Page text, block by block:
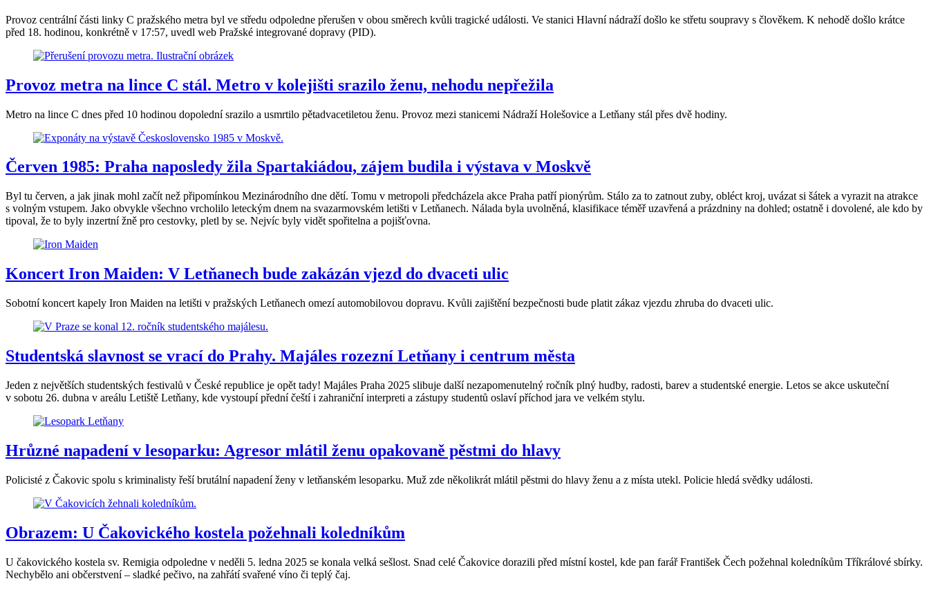
Provoz centrální části linky C pražského metra byl ve středu odpoledne přerušen v obou směrech kvůli tragické události. Ve stanici Hlavní nádraží došlo ke střetu soupravy s člověkem. K nehodě došlo krátce
před 18. hodinou, konkrétně v 17:57, uvedl web Pražské integrované dopravy (PID).
Provoz metra na lince C stál. Metro v kolejišti srazilo ženu, nehodu nepřežila
Metro na lince C dnes před 10 hodinou dopolední srazilo a usmrtilo pětadvacetiletou ženu. Provoz mezi stanicemi Nádraží Holešovice a Letňany stál přes dvě hodiny.
Červen 1985: Praha naposledy žila Spartakiádou, zájem budila i výstava v Moskvě
Byl tu červen, a jak jinak mohl začít než připomínkou Mezinárodního dne dětí. Tomu v metropoli předcházela akce Praha patří pionýrům. Stálo za to zatnout zuby, obléct kroj, uvázat si šátek a vyrazit na atrakce
s volným vstupem. Jako obvykle všechno vrcholilo leteckým dnem na svazarmovském letišti v Letňanech. Nálada byla uvolněná, klasifikace téměř uzavřená a prázdniny na dohled; ostatně i dovolené, ale kdo by
tipoval, že to byly inzertní žně pro cestovky, pletl by se. Nejvíc byly vidět spořitelna a pojišťovna.
Koncert Iron Maiden: V Letňanech bude zakázán vjezd do dvaceti ulic
Sobotní koncert kapely Iron Maiden na letišti v pražských Letňanech omezí automobilovou dopravu. Kvůli zajištění bezpečnosti bude platit zákaz vjezdu zhruba do dvaceti ulic.
Studentská slavnost se vrací do Prahy. Majáles rozezní Letňany i centrum města
Jeden z největších studentských festivalů v České republice je opět tady! Majáles Praha 2025 slibuje další nezapomenutelný ročník plný hudby, radosti, barev a studentské energie. Letos se akce uskuteční
v sobotu 26. dubna v areálu Letiště Letňany, kde vystoupí přední čeští i zahraniční interpreti a zástupy studentů oslaví příchod jara ve velkém stylu.
Hrůzné napadení v lesoparku: Agresor mlátil ženu opakovaně pěstmi do hlavy
Policisté z Čakovic spolu s kriminalisty řeší brutální napadení ženy v letňanském lesoparku. Muž zde několikrát mlátil pěstmi do hlavy ženu a z místa utekl. Policie hledá svědky události.
Obrazem: U Čakovického kostela požehnali koledníkům
U čakovického kostela sv. Remigia odpoledne v neděli 5. ledna 2025 se konala velká sešlost. Snad celé Čakovice dorazili před místní kostel, kde pan farář František Čech požehnal koledníkům Tříkrálové sbírky.
Nechybělo ani občerstvení – sladké pečivo, na zahřátí svařené víno či teplý čaj.